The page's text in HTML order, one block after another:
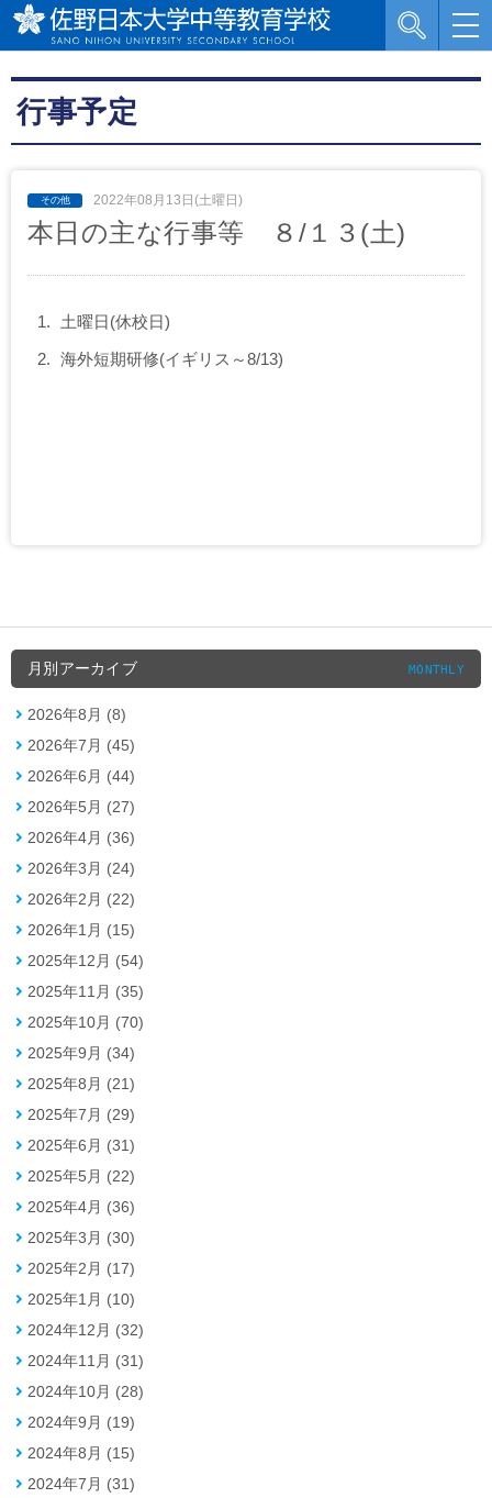
行事予定
2022年08月13日(土曜日)
本日の主な行事等 ８/１３(土)
土曜日(休校日)
海外短期研修(イギリス～8/13)
月別アーカイブ MONTHLY
2026年8月 (8)
2026年7月 (45)
2026年6月 (44)
2026年5月 (27)
2026年4月 (36)
2026年3月 (24)
2026年2月 (22)
2026年1月 (15)
2025年12月 (54)
2025年11月 (35)
2025年10月 (70)
2025年9月 (34)
2025年8月 (21)
2025年7月 (29)
2025年6月 (31)
2025年5月 (22)
2025年4月 (36)
2025年3月 (30)
2025年2月 (17)
2025年1月 (10)
2024年12月 (32)
2024年11月 (31)
2024年10月 (28)
2024年9月 (19)
2024年8月 (15)
2024年7月 (31)